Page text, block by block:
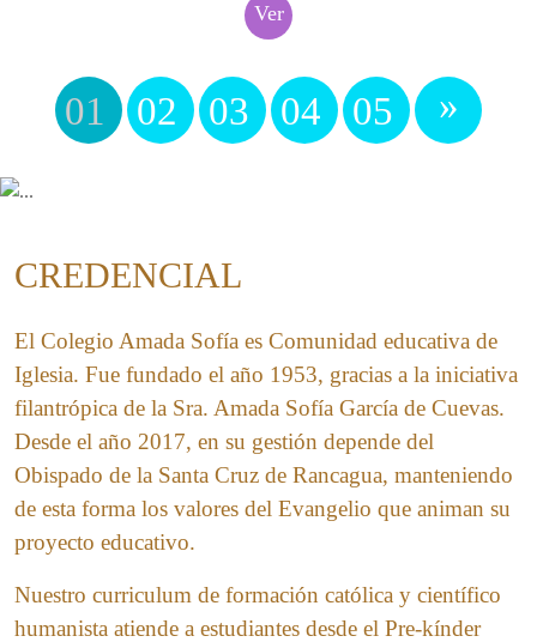
Ver
01 02 03 04 05 »
CREDENCIAL
El Colegio Amada Sofía es Comunidad educativa de
Iglesia. Fue fundado el año 1953, gracias a la iniciativa
filantrópica de la Sra. Amada Sofía García de Cuevas.
Desde el año 2017, en su gestión depende del
Obispado de la Santa Cruz de Rancagua, manteniendo
de esta forma los valores del Evangelio que animan su
proyecto educativo.
Nuestro curriculum de formación católica y científico
humanista atiende a estudiantes desde el Pre-kínder